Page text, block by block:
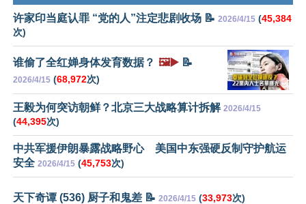
许家印当庭认罪 “党的人”注定悲剧收场 📝 2026/4/15 (45,384
次)
谁偷了全红婵身体发育数据？ 🖼️▶️ 📝
2026/4/15 (68,972次)
王毅为何突访朝鲜？北京三大战略算计拆解 2026/4/15
(44,395次)
中共军援伊朗暴露战略野心 美国中东强硬反制守护航运
安全 2026/4/15 (45,753次)
天下奇谭 (536) 厨子和鬼差 📝 2026/4/15 (33,973次)